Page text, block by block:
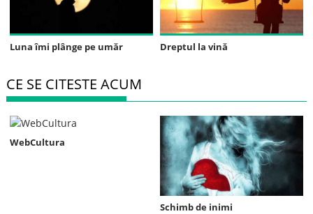
Luna îmi plânge pe umăr Dreptul la vină
CE SE CITESTE ACUM
WebCultura
Schimb de inimi